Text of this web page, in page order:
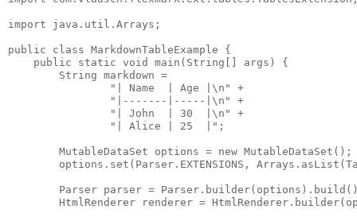
import java.util.Arrays;
public class MarkdownTableExample {
    public static void main(String[] args) {
        String markdown =
                "| Name  | Age |\n" +
                "|-------|-----|\n" +
                "| John  | 30  |\n" +
                "| Alice | 25  |";
        MutableDataSet options = new MutableDataSet();
options.set(Parser.EXTENSIONS,
Parser parser =
HtmlRenderer renderer =